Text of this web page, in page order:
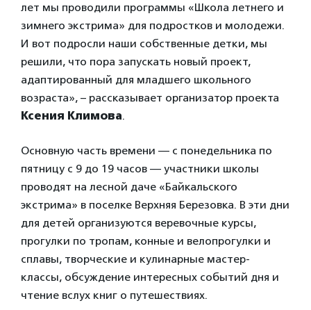
лет мы проводили программы «Школа летнего и
зимнего экстрима» для подростков и молодежи.
И вот подросли наши собственные детки, мы
решили, что пора запускать новый проект,
адаптированный для младшего школьного
возраста», – рассказывает организатор проекта
Ксения Климова.
Основную часть времени — с понедельника по
пятницу с 9 до 19 часов — участники школы
проводят на лесной даче «Байкальского
экстрима» в поселке Верхняя Березовка. В эти дни
для детей организуются веревочные курсы,
прогулки по тропам, конные и велопрогулки и
сплавы, творческие и кулинарные мастер-
классы, обсуждение интересных событий дня и
чтение вслух книг о путешествиях.